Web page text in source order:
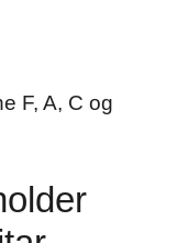
F, A, C og